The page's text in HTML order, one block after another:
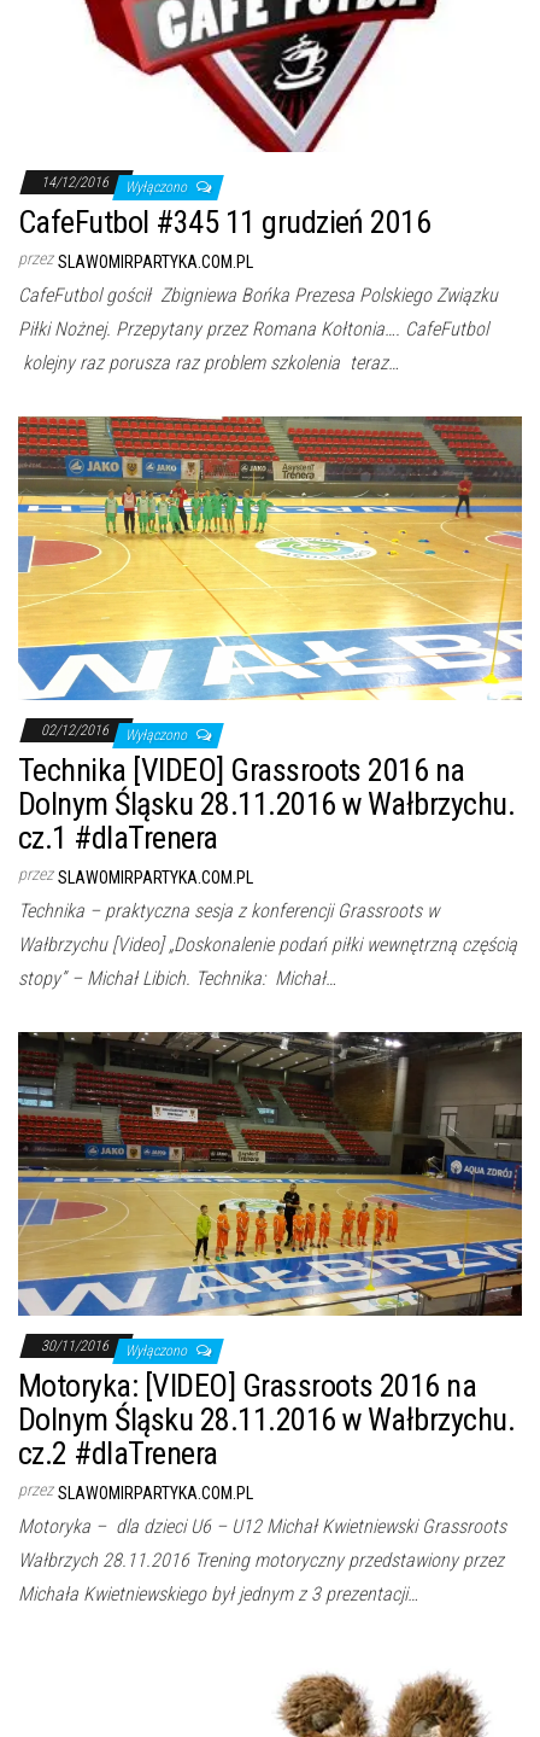
14/12/2016 Wyłączono
CafeFutbol #345 11 grudzień 2016
przez SLAWOMIRPARTYKA.COM.PL
CafeFutbol gościł Zbigniewa Bońka Prezesa Polskiego Związku
Piłki Nożnej. Przepytany przez Romana Kołtonia…. CafeFutbol
kolejny raz porusza raz problem szkolenia teraz…
02/12/2016 Wyłączono
Technika [VIDEO] Grassroots 2016 na
Dolnym Śląsku 28.11.2016 w Wałbrzychu.
cz.1 #dlaTrenera
przez SLAWOMIRPARTYKA.COM.PL
Technika – praktyczna sesja z konferencji Grassroots w
Wałbrzychu [Video] „Doskonalenie podań piłki wewnętrzną częścią
stopy” – Michał Libich. Technika: Michał…
30/11/2016 Wyłączono
Motoryka: [VIDEO] Grassroots 2016 na
Dolnym Śląsku 28.11.2016 w Wałbrzychu.
cz.2 #dlaTrenera
przez SLAWOMIRPARTYKA.COM.PL
Motoryka – dla dzieci U6 – U12 Michał Kwietniewski Grassroots
Wałbrzych 28.11.2016 Trening motoryczny przedstawiony przez
Michała Kwietniewskiego był jednym z 3 prezentacji…